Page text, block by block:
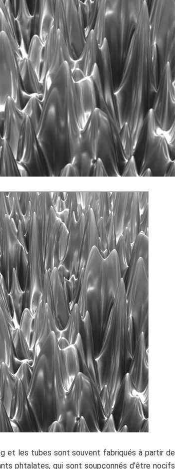
et les tubes sont souvent fabriqués à partir de
phtalates, qui sont soupçonnés d’être nocifs